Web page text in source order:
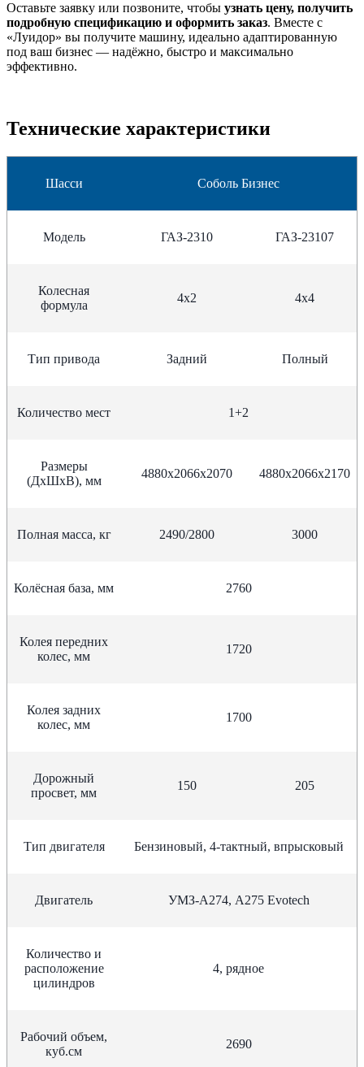
Оставьте заявку или позвоните, чтобы узнать цену, получить
подробную спецификацию и оформить заказ. Вместе с
«Луидор» вы получите машину, идеально адаптированную
под ваш бизнес — надёжно, быстро и максимально
эффективно.
Технические характеристики
Шасси Соболь Бизнес
Модель ГАЗ-2310 ГАЗ-23107
Колесная
формула
4х2 4х4
Тип привода Задний Полный
Количество мест 1+2
Размеры
(ДхШхВ), мм
4880х2066х2070 4880х2066х2170
Полная масса, кг 2490/2800 3000
Колёсная база, мм 2760
Колея передних
колес, мм
1720
Колея задних
колес, мм
1700
Дорожный
просвет, мм
150 205
Тип двигателя Бензиновый, 4-тактный, впрысковый
Двигатель УМЗ-А274, А275 Evotech
Количество и
расположение
цилиндров
4, рядное
Рабочий объем,
куб.см
2690